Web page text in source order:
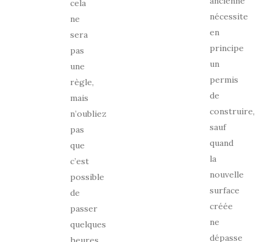
cela
ne
sera
pas
une
règle,
mais
n’oubliez
pas
que
c’est
possible
de
passer
quelques
nécessite
en
principe
un
permis
de
construire,
sauf
quand
la
nouvelle
surface
créée
ne
dépasse